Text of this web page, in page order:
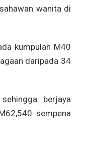
wanita di
kumpulan M40
daripada 34
berjaya
sempena